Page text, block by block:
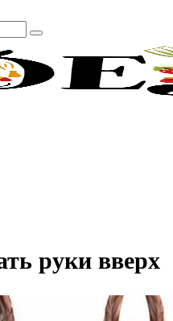
руки вверх